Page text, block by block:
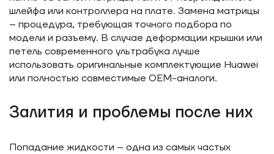
шлейфа или контроллера на плате. Замена матрицы
– процедура, требующая точного подбора по
модели и разъему. В случае деформации крышки или
петель современного ультрабука лучше
использовать оригинальные комплектующие Huawei
или полностью совместимые OEM-аналоги.
Залития и проблемы после них
Попадание жидкости – одна из самых частых